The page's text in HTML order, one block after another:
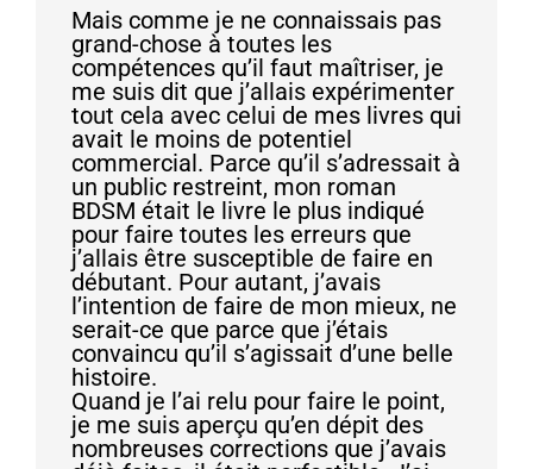
Mais comme je ne connaissais pas
grand-chose à toutes les
compétences qu’il faut maîtriser, je
me suis dit que j’allais expérimenter
tout cela avec celui de mes livres qui
avait le moins de potentiel
commercial. Parce qu’il s’adressait à
un public restreint, mon roman
BDSM était le livre le plus indiqué
pour faire toutes les erreurs que
j’allais être susceptible de faire en
débutant. Pour autant, j’avais
l’intention de faire de mon mieux, ne
serait-ce que parce que j’étais
convaincu qu’il s’agissait d’une belle
histoire.
Quand je l’ai relu pour faire le point,
je me suis aperçu qu’en dépit des
nombreuses corrections que j’avais